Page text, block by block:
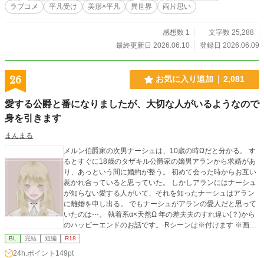
ラブコメ
平凡受け 美形×平凡 異世界 両片思い
感想数 1
文字数 25,288
最終更新日 2026.06.10
登録日 2026.06.09
26 お気に入り追加 2,081
愛する公爵と番になりましたが、大切な人がいるようなので
身を引きます
まんまる
メルン伯爵家の次男ナーシュは、10歳の時Ωだと分かる。 す
るとすぐに18歳のタザキル公爵家の嫡男アランから求婚があ
り、あっという間に婚約が整う。 初めて会った時からお互い
惹かれ合っていると思っていた。 しかしアランにはナーシュ
が知らない愛する人がいて、それを知ったナーシュはアラン
に離婚を申し出る。 でもナーシュがアランの愛人だと思って
いたのは⋯。 執着系α×天然Ω 年の差夫夫のすれ違い(？)から
のハッピーエンドのお話です。 Rシーンは※付けます ※画像
はpicrewさんよりお借りしました。 Xアカウント(@wawawa
_o_o_)
BL 完結 短編 R18
24h.ポイント 149pt